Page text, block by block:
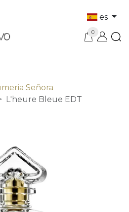
es
0
Señora
L'heure Bleue EDT